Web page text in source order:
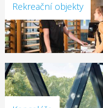
Rekreační objekty